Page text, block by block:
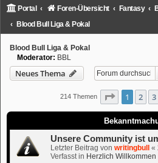
Portal Foren-Übersicht Fantasy
Blood Bull Liga & Pokal
Blood Bull Liga & Pokal
Moderator: BBL
Neues Thema
214 Themen Seite 1von
1 2 3
Unsere Community ist
Letzter Beitrag von writingbull «
Verfasst in Herzlich Willkommen